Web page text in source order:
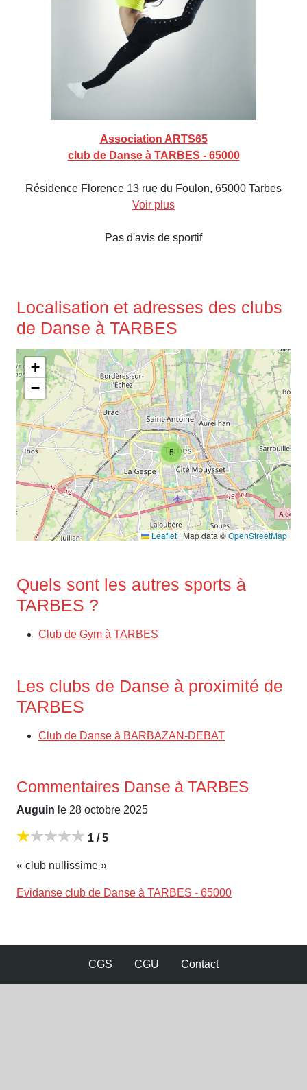
Association ARTS65
club de Danse à TARBES - 65000
Résidence Florence 13 rue du Foulon, 65000 Tarbes
Voir plus
Pas d'avis de sportif
Localisation et adresses des clubs
de Danse à TARBES
5
+
−
Leaflet | Map data ©OpenStreetMap
Quels sont les autres sports à
TARBES ?
Club de Gym à TARBES
Les clubs de Danse à proximité de
TARBES
Club de Danse à BARBAZAN-DEBAT
Commentaires Danse à TARBES
Auguin le 28 octobre 2025
1 / 5
« club nullissime »
Evidanse club de Danse à TARBES - 65000
CGS CGU Contact